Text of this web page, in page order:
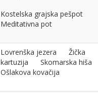
Kostelska grajska pešpot
Meditativna pot
Lovrenška jezera Žička
kartuzija Skomarska hiša
Ošlakova kovačija